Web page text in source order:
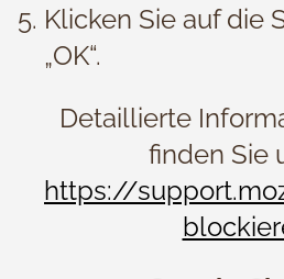
Klicken Sie auf die
„OK“.
Detaillierte
finden Sie
https://